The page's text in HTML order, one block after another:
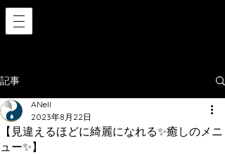
記事
【見違えるほどに綺麗になれる✨癒しのメニ
ュー✨】
ANell
2023年8月22日